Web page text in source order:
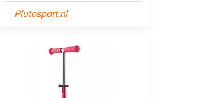
Plutosport.nl